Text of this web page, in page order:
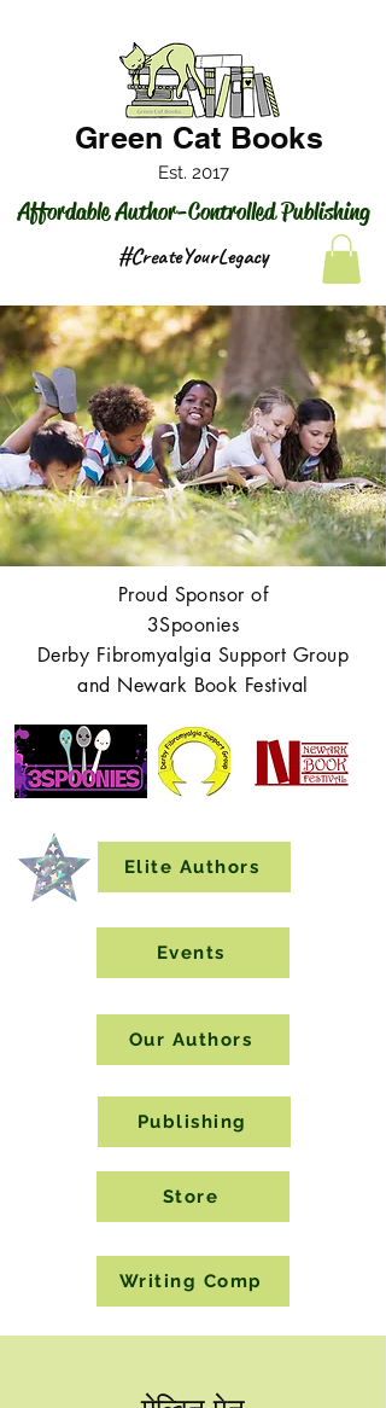
Affordable Author-Controlled Publishing
Green Cat Books
Est. 2017
#CreateYourLegacy
Proud Sponsor of
3Spoonies
Derby Fibromyalgia Support Group
and Newark Book Festival
Elite Authors
Events
Our Authors
Publishing
Store
Writing Comp